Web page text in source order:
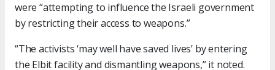
were “attempting to influence the Israeli government
by restricting their access to weapons.”
“The activists ‘may well have saved lives’ by entering
the Elbit facility and dismantling weapons,” it noted.